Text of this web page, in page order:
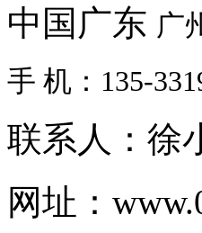
中国广东 广
手 机：135-
联系人：徐
网址：